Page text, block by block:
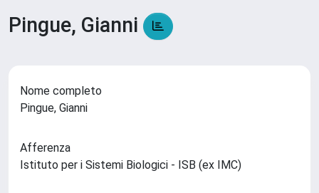
Pingue, Gianni
Nome completo
Pingue, Gianni
Afferenza
Istituto per i Sistemi Biologici - ISB (ex IMC)